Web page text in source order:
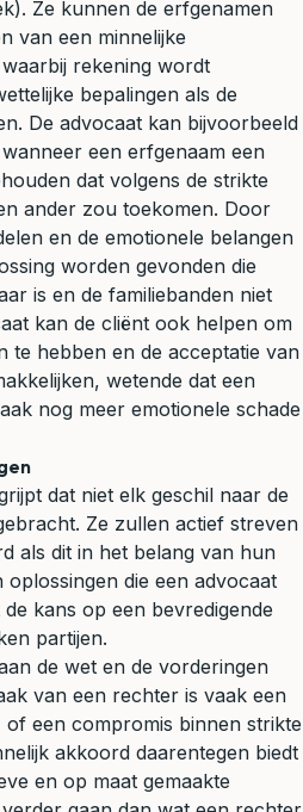
Ze kunnen de erfgenamen
van een minnelijke
rekening wordt
bepalingen als de
De advocaat kan bijvoorbeeld
een erfgenaam een
dat volgens de strikte
ander zou toekomen. Door
en de emotionele belangen
worden gevonden die
is en de familiebanden niet
kan de cliënt ook helpen om
te hebben en de acceptatie van
wetende dat een
nog meer emotionele schade
dat niet elk geschil naar de
Ze zullen actief streven
als dit in het belang van hun
oplossingen die een advocaat
kans op een bevredigende
partijen.
de wet en de vorderingen
van een rechter is vaak een
een compromis binnen strikte
akkoord daarentegen biedt
en op maat gemaakte